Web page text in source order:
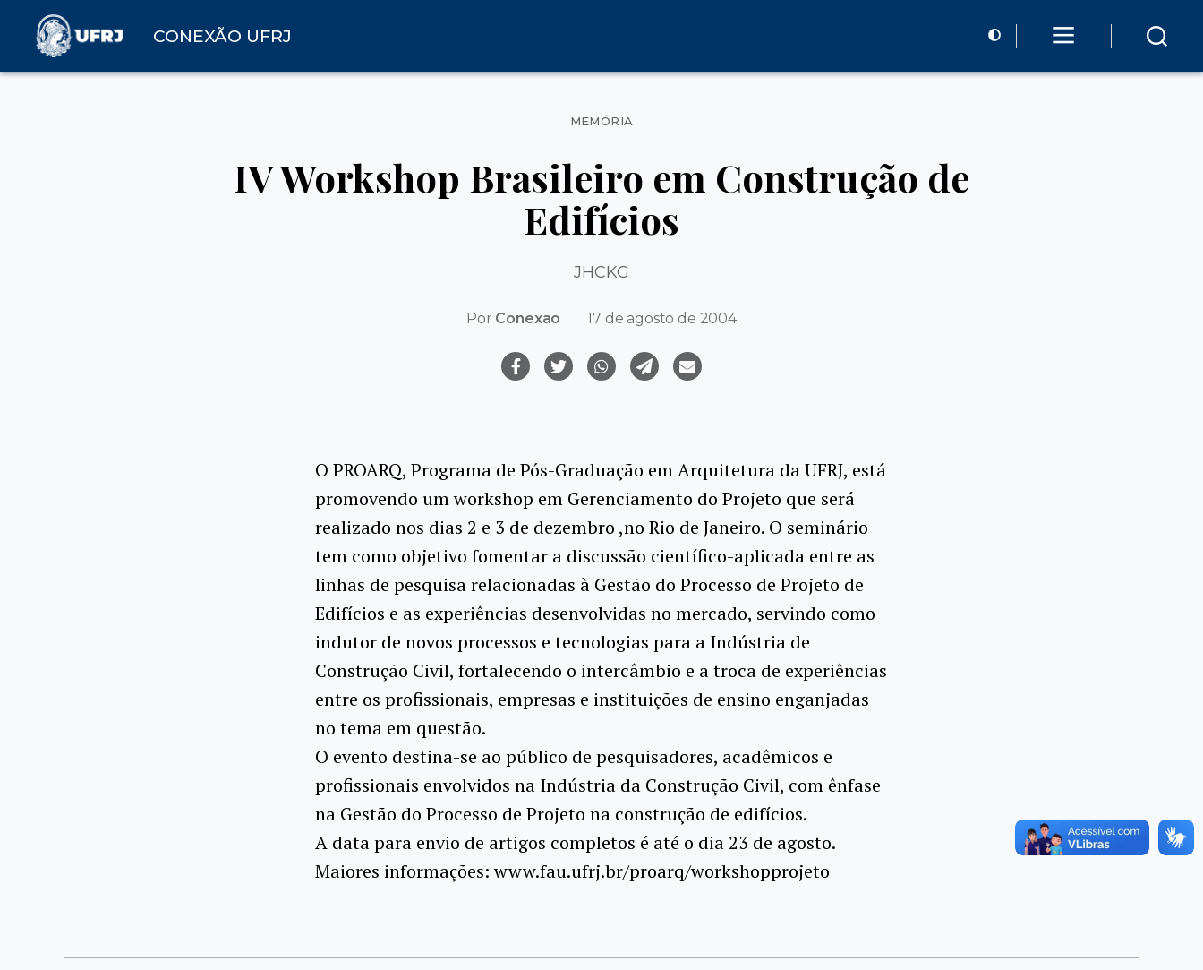
CONEXÃO UFRJ
Categorias
MEMÓRIA
IV Workshop Brasileiro em Construção de
Edifícios
JHCKG
Por Conexão 17 de agosto de 2004
O PROARQ, Programa de Pós-Graduação em Arquitetura da UFRJ, está
promovendo um workshop em Gerenciamento do Projeto que será
realizado nos dias 2 e 3 de dezembro ,no Rio de Janeiro. O seminário
tem como objetivo fomentar a discussão científico-aplicada entre as
linhas de pesquisa relacionadas à Gestão do Processo de Projeto de
Edifícios e as experiências desenvolvidas no mercado, servindo como
indutor de novos processos e tecnologias para a Indústria de
Construção Civil, fortalecendo o intercâmbio e a troca de experiências
entre os profissionais, empresas e instituições de ensino enganjadas
no tema em questão.
O evento destina-se ao público de pesquisadores, acadêmicos e
profissionais envolvidos na Indústria da Construção Civil, com ênfase
na Gestão do Processo de Projeto na construção de edifícios.
A data para envio de artigos completos é até o dia 23 de agosto.
Maiores informações: www.fau.ufrj.br/proarq/workshopprojeto